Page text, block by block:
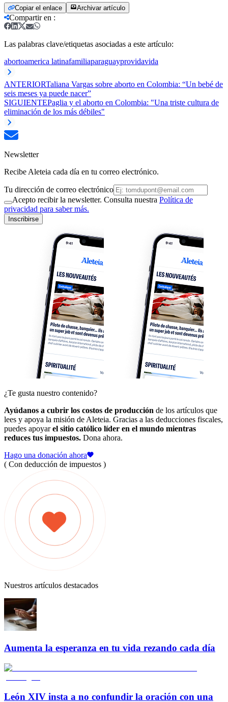
Copiar el enlace Archivar artículo
Compartir en :
Las palabras clave/etiquetas asociadas a este artículo:
abortoamerica latinafamiliaparaguayprovidavida
ANTERIORTaliana Vargas sobre aborto en Colombia: “Un bebé de
seis meses ya puede nacer”
SIGUIENTEPaglia y el aborto en Colombia: "Una triste cultura de
eliminación de los más débiles"
Newsletter
Recibe Aleteia cada día en tu correo electrónico.
Tu dirección de correo electrónico
Acepto recibir la newsletter. Consulta nuestra Política de
privacidad para saber más.
Inscribirse
¿Te gusta nuestro contenido?
Ayúdanos a cubrir los costos de producción de los artículos que
lees y apoya la misión de Aleteia. Gracias a las deducciones fiscales,
puedes apoyarel sitio católico líder en el mundo mientras
reduces tus impuestos. Dona ahora.
Hago una donación ahora
( Con deducción de impuestos )
Nuestros artículos destacados
Aumenta la esperanza en tu vida rezando cada día
León XIV insta a no confundir la oración con una